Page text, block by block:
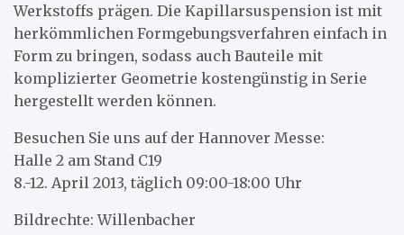
Werkstoffs prägen. Die Kapillarsuspension ist mit
herkömmlichen Formgebungsverfahren einfach in
Form zu bringen, sodass auch Bauteile mit
komplizierter Geometrie kostengünstig in Serie
hergestellt werden können.
Besuchen Sie uns auf der Hannover Messe:
Halle 2 am Stand C19
8.-12. April 2013, täglich 09:00-18:00 Uhr
Bildrechte: Willenbacher